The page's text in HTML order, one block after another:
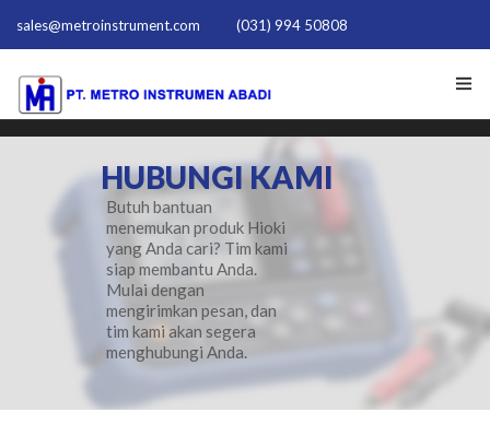
sales@metroinstrument.com (031) 994 50808
TENTANG KAMI
PRODUK HIOKI
PQ TRAINER PQT-1801
ACTIVE HARMONIC FILTER
NEWS
HUBUNGI KAMI
Butuh bantuan
menemukan produk Hioki
yang Anda cari? Tim kami
siap membantu Anda.
Mulai dengan
mengirimkan pesan, dan
tim kami akan segera
menghubungi Anda.